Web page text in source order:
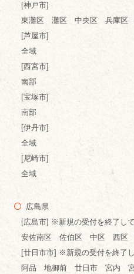
[神戸市]
東灘区 灘区 中央区 兵庫区
[芦屋市]
全域
[西宮市]
南部
[宝塚市]
南部
[伊丹市]
全域
[尼崎市]
全域
広島県
[広島市] ※新規の受付を終了して
安佐南区 佐伯区 中区 西区
[廿日市市] ※新規の受付を終了し
阿品 地御前 廿日市 宮内 宮